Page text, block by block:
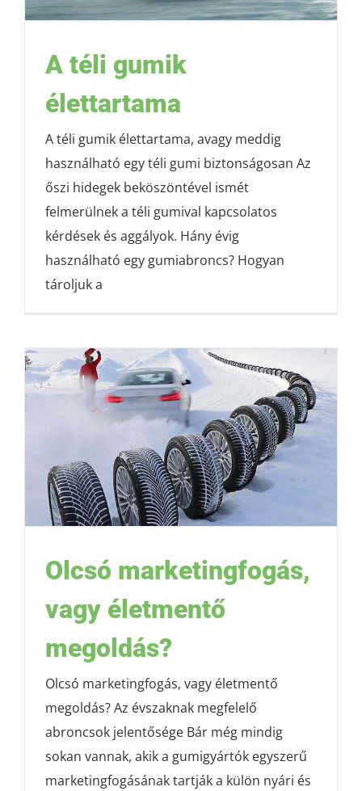
A téli gumik
élettartama
A téli gumik élettartama, avagy meddig
használható egy téli gumi biztonságosan Az
őszi hidegek beköszöntével ismét
felmerülnek a téli gumival kapcsolatos
kérdések és aggályok. Hány évig
használható egy gumiabroncs? Hogyan
tároljuk a
Olcsó marketingfogás,
vagy életmentő
megoldás?
Olcsó marketingfogás, vagy életmentő
megoldás? Az évszaknak megfelelő
abroncsok jelentősége Bár még mindig
sokan vannak, akik a gumigyártók egyszerű
marketingfogásának tartják a külön nyári és